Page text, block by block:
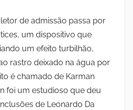
de admissão passa por
, um dispositivo que
um efeito turbilhão,
rastro deixado na água por
é chamado de Karman
foi um estudioso que deu
de Leonardo Da